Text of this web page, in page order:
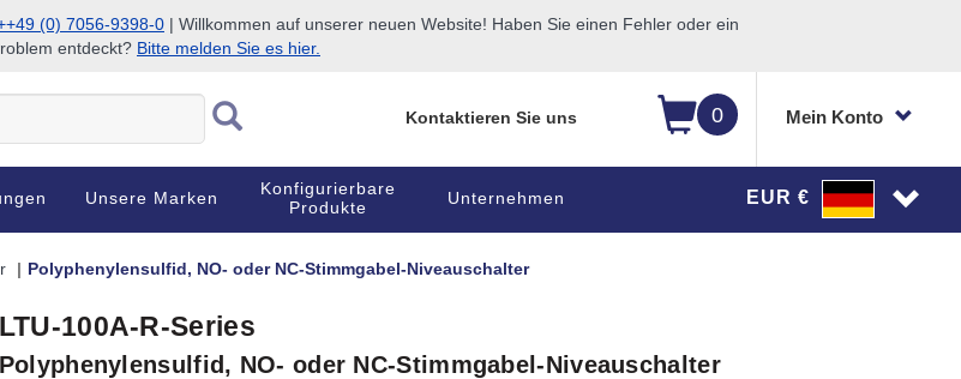
(0) 7056-9398-0 | Willkommen auf unserer neuen Website! Haben Sie einen Fehler oder ein
entdeckt? Bitte melden Sie es hier.
0 Mein Konto
Kontaktieren Sie uns
Unsere Marken
Konfigurierbare
Produkte
Unternehmen EUR €
Polyphenylensulfid, NO- oder NC-Stimmgabel-Niveauschalter
LTU-100A-R-Series
Polyphenylensulfid, NO- oder NC-Stimmgabel-Niveauschalter